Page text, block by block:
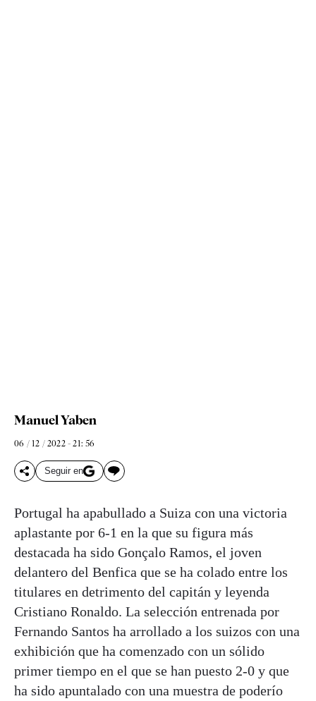
Manuel Yaben
06 / 12 / 2022 - 21: 56
Seguir en
Portugal ha apabullado a Suiza con una victoria
aplastante por 6-1 en la que su figura más
destacada ha sido Gonçalo Ramos, el joven
delantero del Benfica que se ha colado entre los
titulares en detrimento del capitán y leyenda
Cristiano Ronaldo. La selección entrenada por
Fernando Santos ha arrollado a los suizos con una
exhibición que ha comenzado con un sólido
primer tiempo en el que se han puesto 2-0 y que
ha sido apuntalado con una muestra de poderío